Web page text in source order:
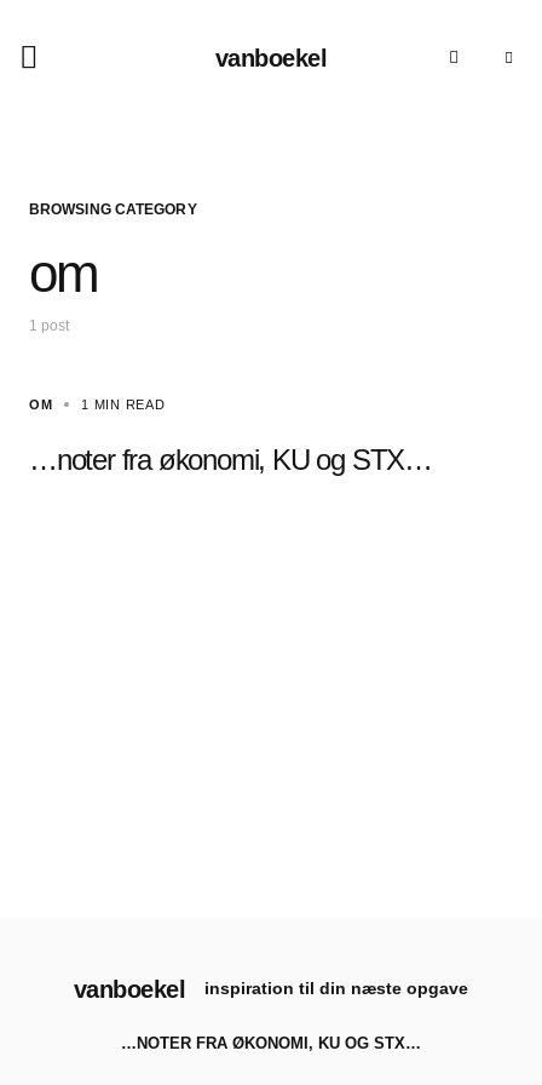
vanboekel
BROWSING CATEGORY
om
1 post
OM 1 MIN READ
…noter fra økonomi, KU og STX…
vanboekel inspiration til din næste opgave
…NOTER FRA ØKONOMI, KU OG STX…